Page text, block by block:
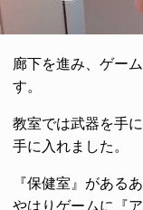
廊下を進み、ゲー
す。
教室では武器を手
手に入れました。
『保健室』がある
やはりゲームに『